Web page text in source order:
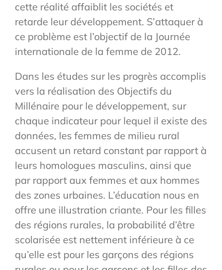
cette réalité affaiblit les sociétés et
retarde leur développement. S’attaquer à
ce problème est l’objectif de la Journée
internationale de la femme de 2012.
Dans les études sur les progrès accomplis
vers la réalisation des Objectifs du
Millénaire pour le développement, sur
chaque indicateur pour lequel il existe des
données, les femmes de milieu rural
accusent un retard constant par rapport à
leurs homologues masculins, ainsi que
par rapport aux femmes et aux hommes
des zones urbaines. L’éducation nous en
offre une illustration criante. Pour les filles
des régions rurales, la probabilité d’être
scolarisée est nettement inférieure à ce
qu’elle est pour les garçons des régions